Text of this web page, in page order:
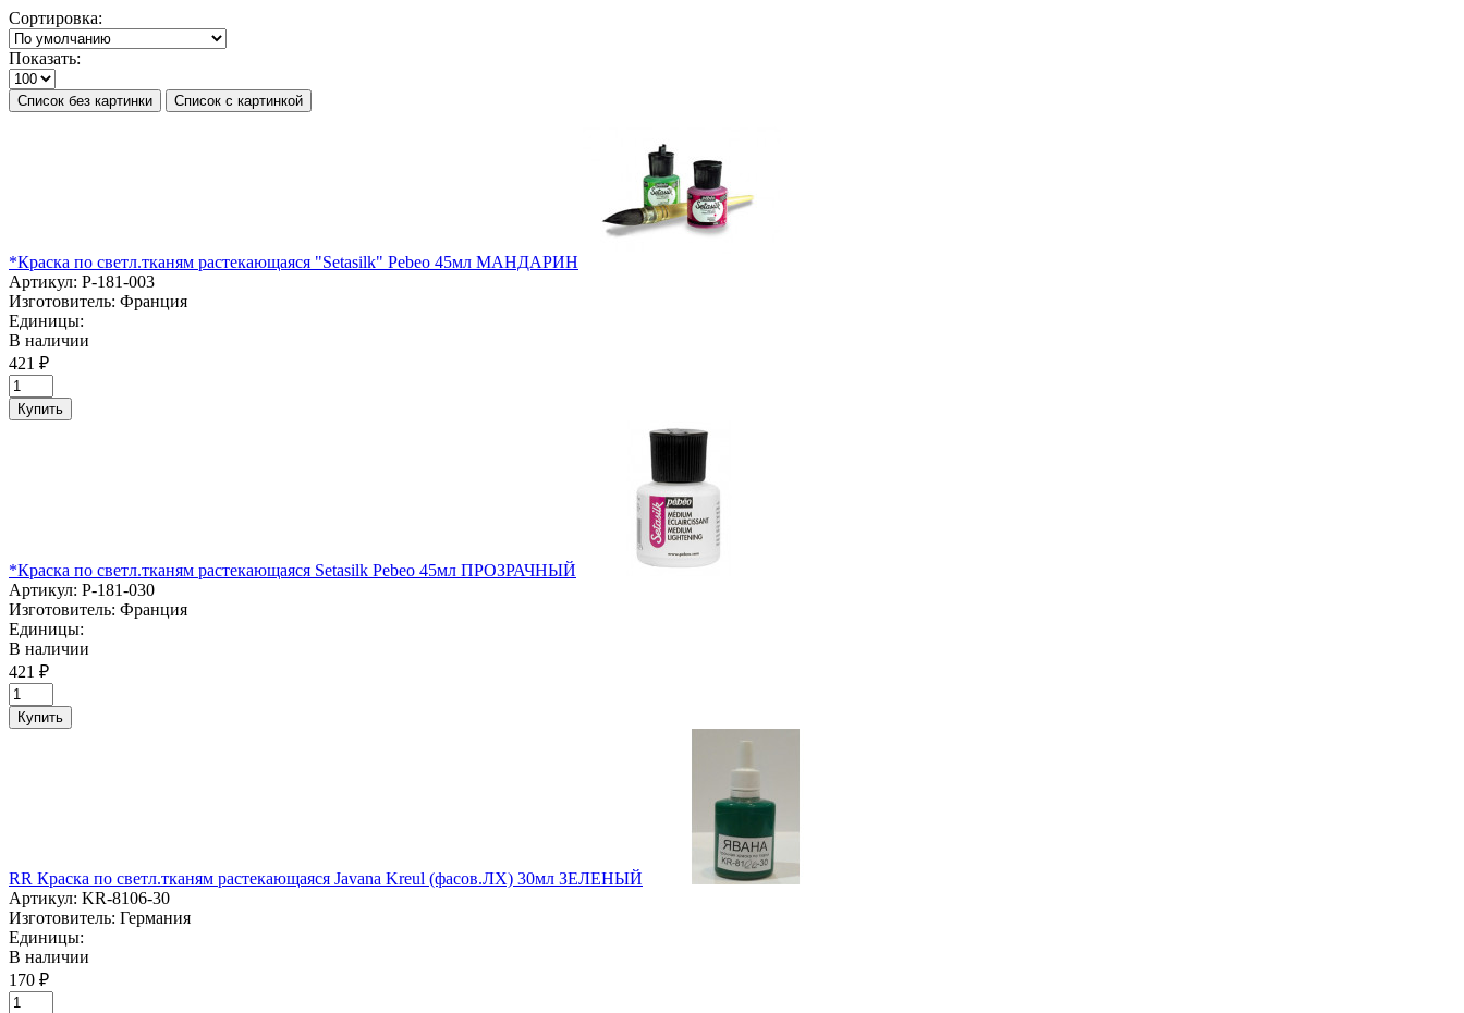
Сортировка:
Показать:
Список без картинки Список с картинкой
*Краска по светл.тканям растекающаяся "Setasilk" Pebeo 45мл МАНДАРИН
Артикул: P-181-003
Изготовитель: Франция
Единицы:
В наличии
421 ₽
Купить
*Краска по светл.тканям растекающаяся Setasilk Pebeo 45мл ПРОЗРАЧНЫЙ
Артикул: P-181-030
Изготовитель: Франция
Единицы:
В наличии
421 ₽
Купить
RR Краска по светл.тканям растекающаяся Javana Kreul (фасов.ЛХ) 30мл ЗЕЛЕНЫЙ
Артикул: KR-8106-30
Изготовитель: Германия
Единицы:
В наличии
170 ₽